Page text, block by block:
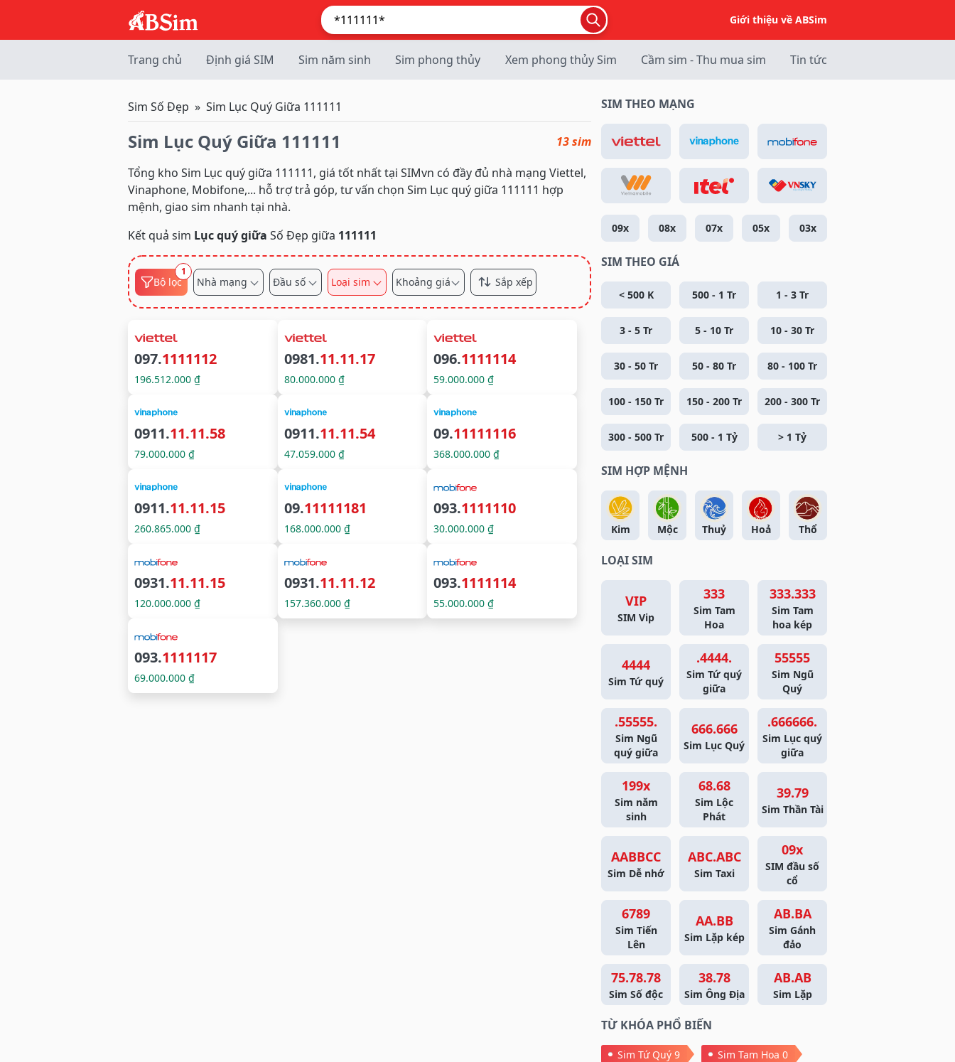
Giới thiệu về ABSim
Trang chủ Định giá SIM Sim năm sinh Sim phong thủy Xem phong thủy Sim Cầm sim - Thu mua sim Tin tức
Sim Số Đẹp Sim Lục Quý Giữa 111111
Sim Lục Quý Giữa 111111
13 sim
Tổng kho Sim Lục quý giữa 111111, giá tốt nhất tại SIMvn có đầy đủ nhà mạng Viettel,
Vinaphone, Mobifone,... hỗ trợ trả góp, tư vấn chọn Sim Lục quý giữa 111111 hợp
mệnh, giao sim nhanh tại nhà.
Kết quả sim Lục quý giữa Số Đẹp giữa 111111
Bộ lọc
1
Nhà mạng Đầu số Loại sim Khoảng giá Sắp xếp
097.1111112
196.512.000 ₫
0981.11.11.17
80.000.000 ₫
096.1111114
59.000.000 ₫
0911.11.11.58
79.000.000 ₫
0911.11.11.54
47.059.000 ₫
09.11111116
368.000.000 ₫
0911.11.11.15
260.865.000 ₫
09.11111181
168.000.000 ₫
093.1111110
30.000.000 ₫
0931.11.11.15
120.000.000 ₫
0931.11.11.12
157.360.000 ₫
093.1111114
55.000.000 ₫
093.1111117
69.000.000 ₫
SIM THEO MẠNG
09x 08x 07x 05x 03x
SIM THEO GIÁ
< 500 K 500 - 1 Tr 1 - 3 Tr
3 - 5 Tr 5 - 10 Tr 10 - 30 Tr
30 - 50 Tr 50 - 80 Tr 80 - 100 Tr
100 - 150 Tr 150 - 200 Tr 200 - 300 Tr
300 - 500 Tr 500 - 1 Tỷ > 1 Tỷ
SIM HỢP MỆNH
Kim Mộc Thuỷ Hoả Thổ
LOẠI SIM
VIP
SIM Vip
333
Sim Tam
Hoa
333.333
Sim Tam
hoa kép
4444
Sim Tứ quý
.4444.
Sim Tứ quý
giữa
55555
Sim Ngũ
Quý
.55555.
Sim Ngũ
quý giữa
666.666
Sim Lục Quý
.666666.
Sim Lục quý
giữa
199x
Sim năm
sinh
68.68
Sim Lộc
Phát
39.79
Sim Thần Tài
AABBCC
Sim Dễ nhớ
ABC.ABC
Sim Taxi
09x
SIM đầu số
cổ
6789
Sim Tiến
Lên
AA.BB
Sim Lặp kép
AB.BA
Sim Gánh
đảo
75.78.78
Sim Số độc
38.78
Sim Ông Địa
AB.AB
Sim Lặp
TỪ KHÓA PHỔ BIẾN
Sim Tứ Quý 9
Sim Tam Hoa 0